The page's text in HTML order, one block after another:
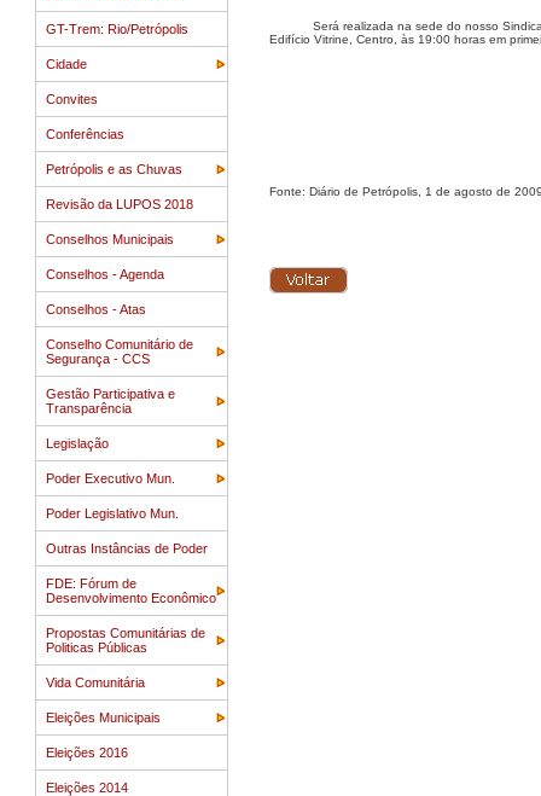
GT-Trem: Rio/Petrópolis
Cidade
Convites
Conferências
Petrópolis e as Chuvas
Revisão da LUPOS 2018
Conselhos Municipais
Conselhos - Agenda
Conselhos - Atas
Conselho Comunitário de
Segurança - CCS
Gestão Participativa e
Transparência
Legislação
Poder Executivo Mun.
Poder Legislativo Mun.
Outras Instâncias de Poder
FDE: Fórum de
Desenvolvimento Econômico
Propostas Comunitárias de
Politicas Públicas
Vida Comunitária
Eleições Municipais
Eleições 2016
Eleições 2014
Será realizada na sede do nosso
Edifício Vitrine, Centro, às 19:00 horas em
Fonte: Diário de Petrópolis, 1 de agosto de